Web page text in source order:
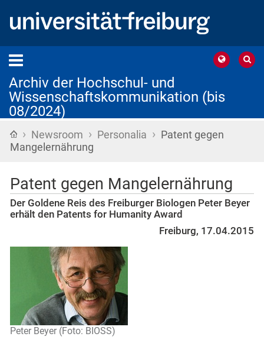
Archiv der Hochschul- und
Wissenschaftskommunikation (bis
08/2024)
Startseite
› Newsroom › Personalia › Patent gegen
Mangelernährung
Patent gegen Mangelernährung
Der Goldene Reis des Freiburger Biologen Peter Beyer
erhält den Patents for Humanity Award
Freiburg, 17.04.2015
Peter Beyer (Foto: BIOSS)